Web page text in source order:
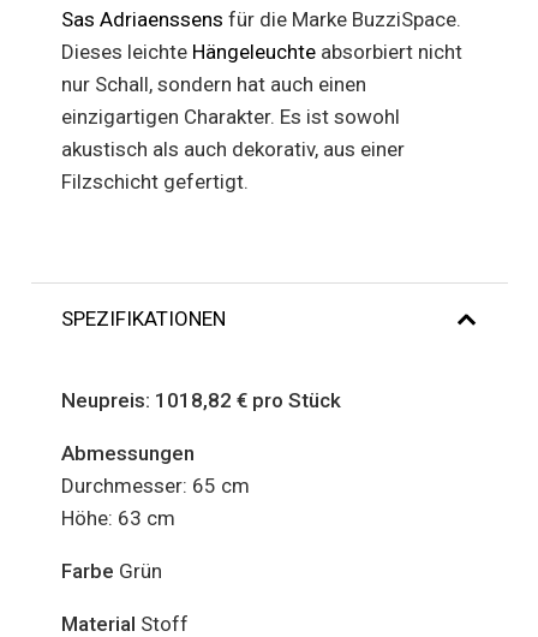
Sas Adriaenssens für die Marke BuzziSpace.
Dieses leichte Hängeleuchte absorbiert nicht
nur Schall, sondern hat auch einen
einzigartigen Charakter. Es ist sowohl
akustisch als auch dekorativ, aus einer
Filzschicht gefertigt.
SPEZIFIKATIONEN
Neupreis: 1018,82 € pro Stück
Abmessungen
Durchmesser: 65 cm
Höhe: 63 cm
Farbe Grün
Material Stoff